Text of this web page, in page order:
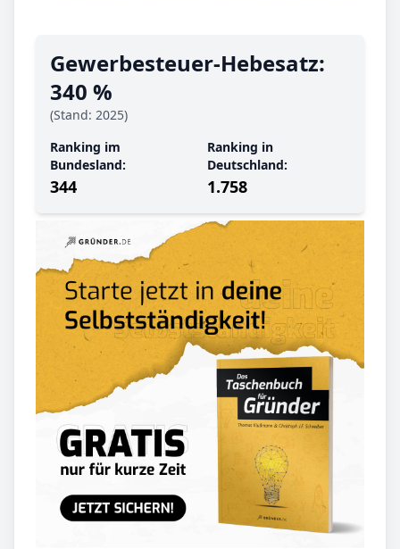
Gewerbe­steuer-Hebe­satz:
340 %
(Stand: 2025)
Ranking im
Bundesland:
344
Ranking in
Deutschland:
1.758